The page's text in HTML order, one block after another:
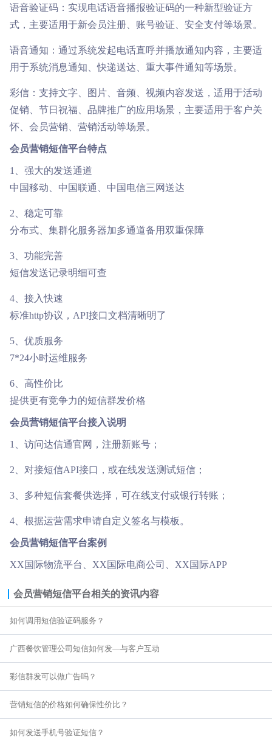
语音验证码：实现电话语音播报验证码的一种新型验证方
式，主要适用于新会员注册、账号验证、安全支付等场景。
语音通知：通过系统发起电话直呼并播放通知内容，主要适
用于系统消息通知、快递送达、重大事件通知等场景。
彩信：支持文字、图片、音频、视频内容发送，适用于活动
促销、节日祝福、品牌推广的应用场景，主要适用于客户关
怀、会员营销、营销活动等场景。
会员营销短信平台特点
1、强大的发送通道
中国移动、中国联通、中国电信三网送达
2、稳定可靠
分布式、集群化服务器加多通道备用双重保障
3、功能完善
短信发送记录明细可查
4、接入快速
标准http协议，API接口文档清晰明了
5、优质服务
7*24小时运维服务
6、高性价比
提供更有竞争力的短信群发价格
会员营销短信平台接入说明
1、访问达信通官网，注册新账号；
2、对接短信API接口，或在线发送测试短信；
3、多种短信套餐供选择，可在线支付或银行转账；
4、根据运营需求申请自定义签名与模板。
会员营销短信平台案例
XX国际物流平台、XX国际电商公司、XX国际APP
会员营销短信平台相关的资讯内容
如何调用短信验证码服务？
广西餐饮管理公司短信如何发—与客户互动
彩信群发可以做广告吗？
营销短信的价格如何确保性价比？
如何发送手机号验证短信？